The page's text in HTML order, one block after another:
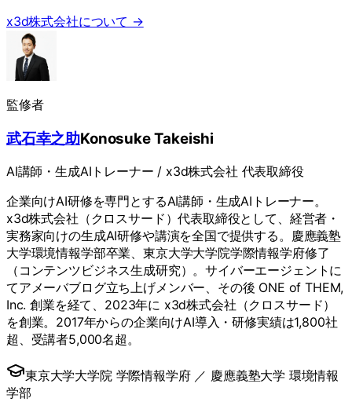
x3d株式会社について →
監修者
武石幸之助Konosuke Takeishi
AI講師・生成AIトレーナー / x3d株式会社 代表取締役
企業向けAI研修を専門とするAI講師・生成AIトレーナー。
x3d株式会社（クロスサード）代表取締役として、経営者・
実務家向けの生成AI研修や講演を全国で提供する。慶應義塾
大学環境情報学部卒業、東京大学大学院学際情報学府修了
（コンテンツビジネス生成研究）。サイバーエージェントに
てアメーバブログ立ち上げメンバー、その後 ONE of THEM,
Inc. 創業を経て、2023年に x3d株式会社（クロスサード）
を創業。2017年からの企業向けAI導入・研修実績は1,800社
超、受講者5,000名超。
東京大学大学院 学際情報学府／ 慶應義塾大学 環境情報
学部